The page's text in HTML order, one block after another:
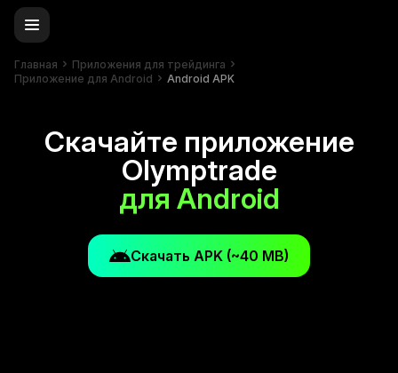
Главная
Приложения для трейдинга
Приложение для Android
Android APK
Скачайте приложение
Olymptrade
для Android
Скачать APK (~40 MB)